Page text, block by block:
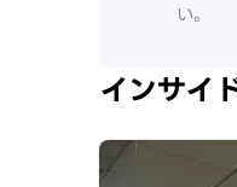
い。
インサイ